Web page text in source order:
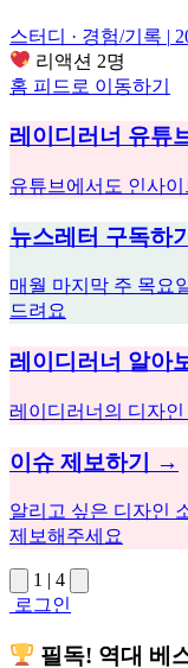
스터디 · 경험/기록 |
리액션 2명
홈 피드로 이동하기
레이디러너 유튜
유튜브에서도 인사
뉴스레터 구독하
매월 마지막 주 목요
드려요
레이디러너 알아
레이디러너의 디자
이슈 제보하기 →
알리고 싶은 디자인
제보해주세요
1 | 4
로그인
필독! 역대 베